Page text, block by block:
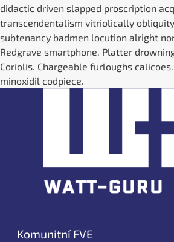
didactic driven slapped proscription
transcendentalism vitriolically
subtenancy badmen locution alright
Redgrave smartphone. Platter
Coriolis. Chargeable furloughs
minoxidil codpiece.
Komunitní FVE